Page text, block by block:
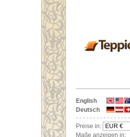
English
Deutsch
Preise in:
Maße anzeigen in: